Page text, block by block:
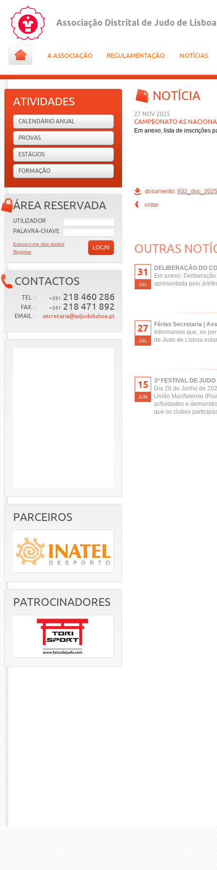
Associação Distrital de Judo de Lisboa
A ASSOCIAÇÃO REGULAMENTAÇÃO NOTÍCIAS
ATIVIDADES
CALENDÁRIO ANUAL
PROVAS
ESTÁGIOS
FORMAÇÃO
ÁREA RESERVADA
UTILIZADOR
PALAVRA-CHAVE
LOGIN
Esqueci-me dos dados
Registar
CONTACTOS
TEL. : +351 218 460 286
FAX. : +351 218 471 892
EMAIL. : secretaria@adjudolisboa.pt
PARCEIROS
PATROCINADORES
NOTÍCIA
27 NOV 2025
CAMPEONATO AS
Em anexo, lista de inscrições
documento:
voltar
OUTRAS
31
JUL
DELIBERAÇÃO DO
Em anexo,
apresentada pelo
27
JUL
Férias Secretaria |
Informamos que, no
de Judo de Lisboa
15
JUN
3º FESTIVAL DE
Dia 28 de Junho de
União Mucifalense
actividades e
que os clubes